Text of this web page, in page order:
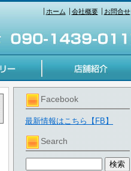
ホーム 会社概要 お問合せ
Facebook
最新情報はこちら【FB】
Search